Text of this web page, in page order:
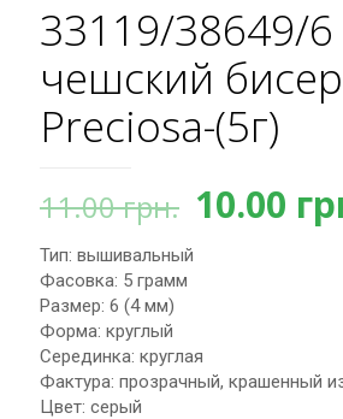
33119/38649/6
чешский бисер
Preciosa-(5г)
11.00грн. 10.00
Тип: вышивальный
Фасовка: 5 грамм
Размер: 6 (4 мм)
Форма: круглый
Серединка: круглая
Фактура: прозрачный, крашенный
Цвет: серый